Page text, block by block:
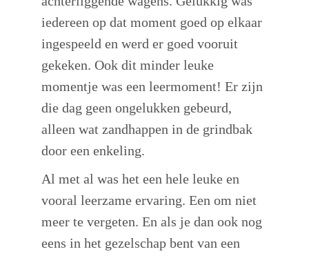
iedereen op dat moment goed op elkaar
ingespeeld en werd er goed vooruit
gekeken. Ook dit minder leuke
momentje was een leermoment! Er zijn
die dag geen ongelukken gebeurd,
alleen wat zandhappen in de grindbak
door een enkeling.
Al met al was het een hele leuke en
vooral leerzame ervaring. Een om niet
meer te vergeten. En als je dan ook nog
eens in het gezelschap bent van een